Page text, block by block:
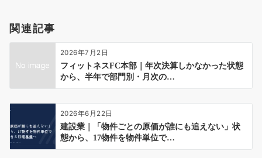
関連記事
2026年7月2日
フィットネスFC本部｜年次決算しかなかった状態
から、半年で部門別・月次の…
2026年6月22日
建設業｜「物件ごとの原価が誰にも追えない」状
態から、17物件を物件単位で…